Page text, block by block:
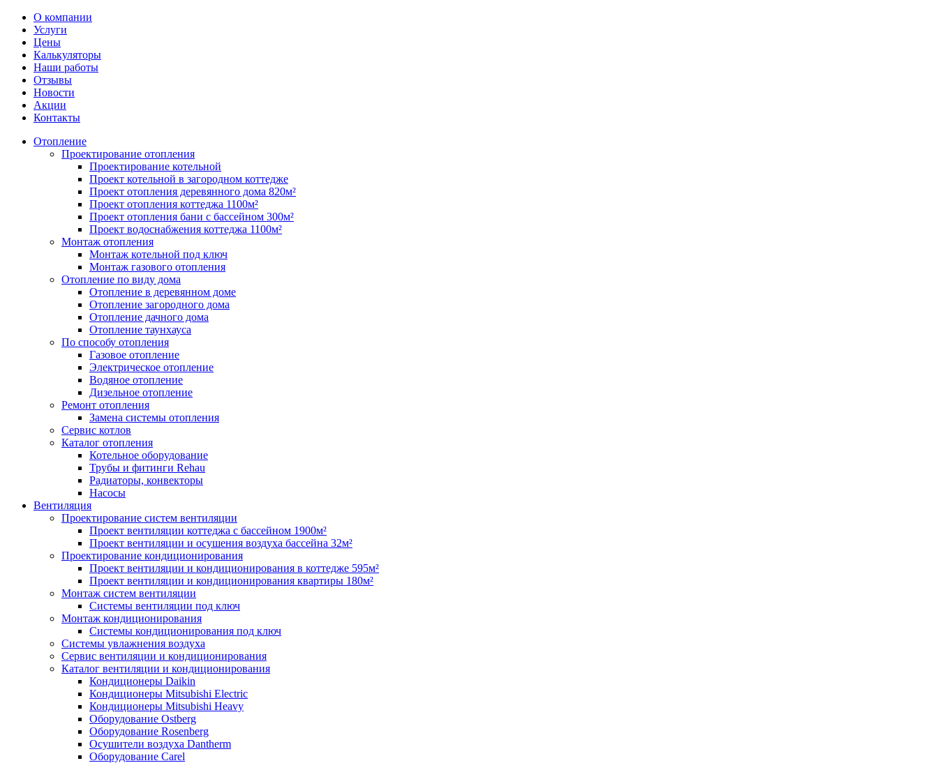
О компании
Услуги
Цены
Калькуляторы
Наши работы
Отзывы
Новости
Акции
Контакты
Отопление
Проектирование отопления
Проектирование котельной
Проект котельной в загородном коттедже
Проект отопления деревянного дома 820м²
Проект отопления коттеджа 1100м²
Проект отопления бани с бассейном 300м²
Проект водоснабжения коттеджа 1100м²
Монтаж отопления
Монтаж котельной под ключ
Монтаж газового отопления
Отопление по виду дома
Отопление в деревянном доме
Отопление загородного дома
Отопление дачного дома
Отопление таунхауса
По способу отопления
Газовое отопление
Электрическое отопление
Водяное отопление
Дизельное отопление
Ремонт отопления
Замена системы отопления
Сервис котлов
Каталог отопления
Котельное оборудование
Трубы и фитинги Rehau
Радиаторы, конвекторы
Насосы
Вентиляция
Проектирование систем вентиляции
Проект вентиляции коттеджа с бассейном 1900м²
Проект вентиляции и осушения воздуха бассейна 32м²
Проектирование кондиционирования
Проект вентиляции и кондиционирования в коттедже 595м²
Проект вентиляции и кондиционирования квартиры 180м²
Монтаж систем вентиляции
Системы вентиляции под ключ
Монтаж кондиционирования
Системы кондиционирования под ключ
Системы увлажнения воздуха
Сервис вентиляции и кондиционирования
Каталог вентиляции и кондиционирования
Кондиционеры Daikin
Кондиционеры Mitsubishi Electric
Кондиционеры Mitsubishi Heavy
Оборудование Ostberg
Оборудование Rosenberg
Осушители воздуха Dantherm
Оборудование Carel